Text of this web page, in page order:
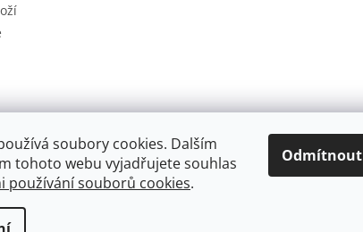
soubory cookies. Dalším
tohoto webu vyjadřujete souhlas
používání souborů cookies.
Odmítnout